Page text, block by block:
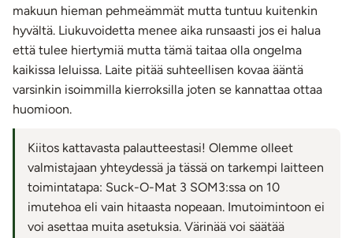
Nautinnon yksilöllinen säätö:
Kevyistä ja hellistä imuista todella voimakkaisiin.
10 erilaista värinäohjelmaa
Syvistä jyskytyksistä kevyisiin kihelmöiviin
6 voimakkuustasoa
Voit säätää värinävoimakkuutta juuri niin helläksi tai
voimakkaaksi kuin haluat.
Laitteessa on yhteensä 60 eri nautintokombinaatiota
joista löydät aina uuden suosikin!
makuun hieman pehmeämmät mutta tuntuu kuitenkin
hyvältä. Liukuvoidetta menee aika runsaasti jos ei halua
että tulee hiertymiä mutta tämä taitaa olla ongelma
kaikissa leluissa. Laite pitää suhteellisen kovaa ääntä
varsinkin isoimmilla kierroksilla joten se kannattaa ottaa
huomioon.
Kiitos kattavasta palautteestasi! Olemme olleet
valmistajaan yhteydessä ja tässä on tarkempi laitteen
toimintatapa: Suck-O-Mat 3 SOM3:ssa on 10
imutehoa eli vain hitaasta nopeaan. Imutoimintoon ei
voi asettaa muita asetuksia. Värinää voi säätää